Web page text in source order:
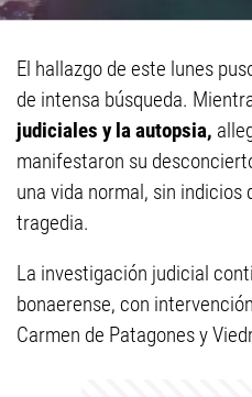
El hallazgo de este lunes
de intensa búsqueda.
judiciales y la autopsia,
manifestaron su
una vida normal, sin indicios
tragedia.
La investigación judicial
bonaerense, con
Carmen de Patagones y